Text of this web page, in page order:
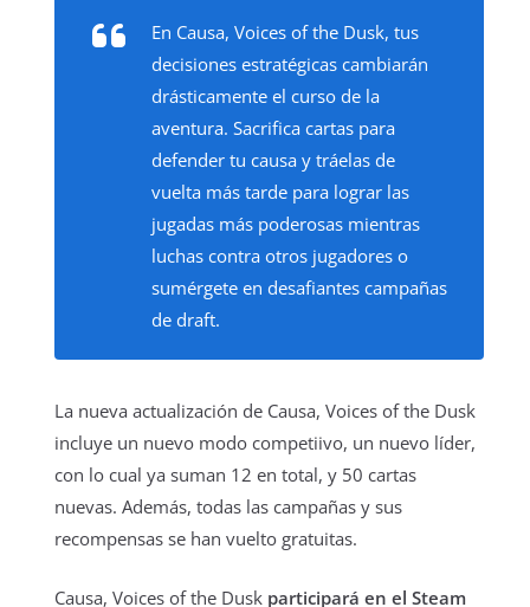
En Causa, Voices of the Dusk, tus
decisiones estratégicas cambiarán
drásticamente el curso de la
aventura. Sacrifica cartas para
defender tu causa y tráelas de
vuelta más tarde para lograr las
jugadas más poderosas mientras
luchas contra otros jugadores o
sumérgete en desafiantes campañas
de draft.
La nueva actualización de Causa, Voices of the Dusk
incluye un nuevo modo competiivo, un nuevo líder,
con lo cual ya suman 12 en total, y 50 cartas
nuevas. Además, todas las campañas y sus
recompensas se han vuelto gratuitas.
Causa, Voices of the Dusk participará en el Steam